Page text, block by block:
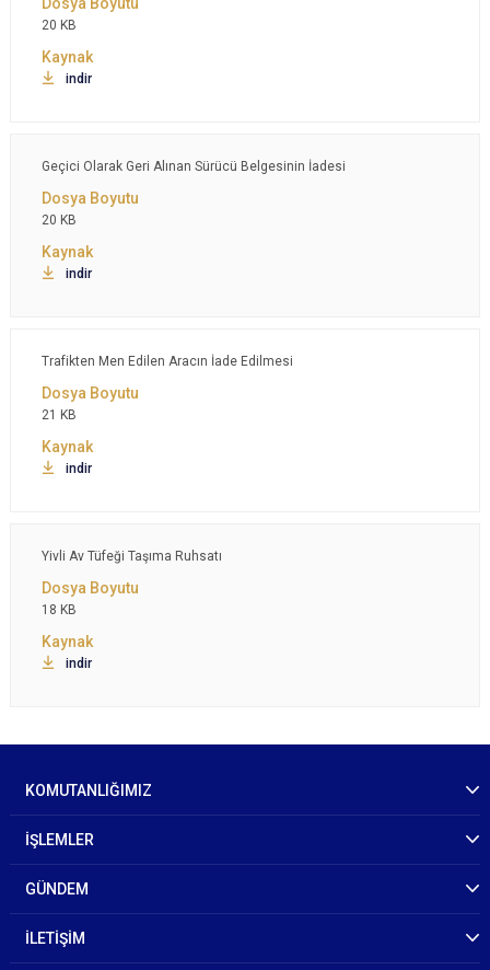
20 KB
indir
Geçici Olarak Geri Alınan Sürücü Belgesinin İadesi
20 KB
indir
Trafikten Men Edilen Aracın İade Edilmesi
21 KB
indir
Yivli Av Tüfeği Taşıma Ruhsatı
18 KB
indir
KOMUTANLIĞIMIZ
İŞLEMLER
GÜNDEM
İLETİŞİM